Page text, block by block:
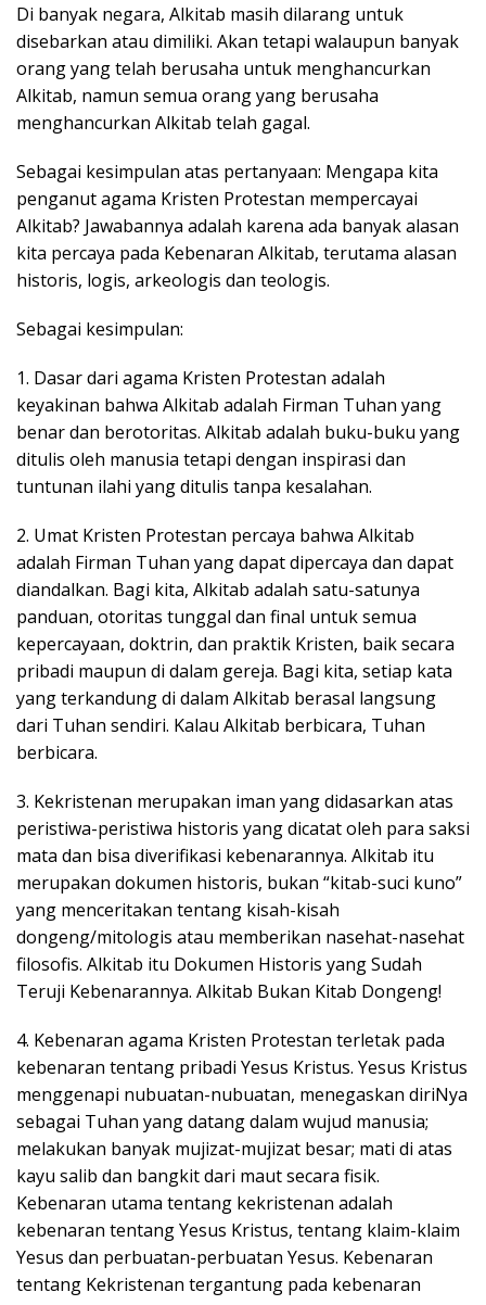
Di banyak negara, Alkitab masih dilarang untuk
disebarkan atau dimiliki. Akan tetapi walaupun banyak
orang yang telah berusaha untuk menghancurkan
Alkitab, namun semua orang yang berusaha
menghancurkan Alkitab telah gagal.
Sebagai kesimpulan atas pertanyaan: Mengapa kita
penganut agama Kristen Protestan mempercayai
Alkitab? Jawabannya adalah karena ada banyak alasan
kita percaya pada Kebenaran Alkitab, terutama alasan
historis, logis, arkeologis dan teologis.
Sebagai kesimpulan:
1. Dasar dari agama Kristen Protestan adalah
keyakinan bahwa Alkitab adalah Firman Tuhan yang
benar dan berotoritas. Alkitab adalah buku-buku yang
ditulis oleh manusia tetapi dengan inspirasi dan
tuntunan ilahi yang ditulis tanpa kesalahan.
2. Umat Kristen Protestan percaya bahwa Alkitab
adalah Firman Tuhan yang dapat dipercaya dan dapat
diandalkan. Bagi kita, Alkitab adalah satu-satunya
panduan, otoritas tunggal dan final untuk semua
kepercayaan, doktrin, dan praktik Kristen, baik secara
pribadi maupun di dalam gereja. Bagi kita, setiap kata
yang terkandung di dalam Alkitab berasal langsung
dari Tuhan sendiri. Kalau Alkitab berbicara, Tuhan
berbicara.
3. Kekristenan merupakan iman yang didasarkan atas
peristiwa-peristiwa historis yang dicatat oleh para saksi
mata dan bisa diverifikasi kebenarannya. Alkitab itu
merupakan dokumen historis, bukan “kitab-suci kuno”
yang menceritakan tentang kisah-kisah
dongeng/mitologis atau memberikan nasehat-nasehat
filosofis. Alkitab itu Dokumen Historis yang Sudah
Teruji Kebenarannya. Alkitab Bukan Kitab Dongeng!
4. Kebenaran agama Kristen Protestan terletak pada
kebenaran tentang pribadi Yesus Kristus. Yesus Kristus
menggenapi nubuatan-nubuatan, menegaskan diriNya
sebagai Tuhan yang datang dalam wujud manusia;
melakukan banyak mujizat-mujizat besar; mati di atas
kayu salib dan bangkit dari maut secara fisik.
Kebenaran utama tentang kekristenan adalah
kebenaran tentang Yesus Kristus, tentang klaim-klaim
Yesus dan perbuatan-perbuatan Yesus. Kebenaran
tentang Kekristenan tergantung pada kebenaran